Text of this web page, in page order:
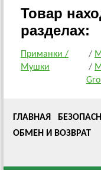
Товар
разделах:
Приманки /
Мушки
/
/
ГЛАВНАЯ
ОБМЕН И ВОЗВРАТ